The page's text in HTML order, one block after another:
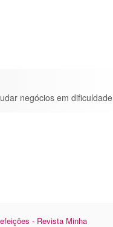
negócios em dificuldade
- Revista Minha